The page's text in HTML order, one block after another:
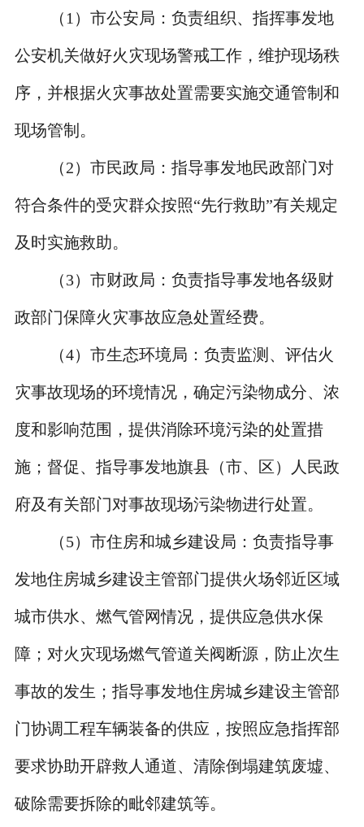
（1 ）市公安局：负责组织、指挥事发地
公安机关做好火灾现场警戒工作，维护现场秩
序，并根据火灾事故处置需要实施交通管制和
现场管制。
（2）市民政局：指导事发地民政部门对
符合条件的受灾群众按照“先行救助”有关规定
及时实施救助。
（3）市财政局：负责指导事发地各级财
政部门保障火灾事故应急处置经费。
（4）市生态环境局：负责监测、评估火
灾事故现场的环境情况，确定污染物成分、浓
度和影响范围，提供消除环境污染的处置措
施；督促、指导事发地旗县（市、区）人民政
府及有关部门对事故现场污染物进行处置。
（5）市住房和城乡建设局：负责指导事
发地住房城乡建设主管部门提供火场邻近区域
城市供水、燃气管网情况，提供应急供水保
障；对火灾现场燃气管道关阀断源，防止次生
事故的发生；指导事发地住房城乡建设主管部
门协调工程车辆装备的供应，按照应急指挥部
要求协助开辟救人通道、清除倒塌建筑废墟、
破除需要拆除的毗邻建筑等。